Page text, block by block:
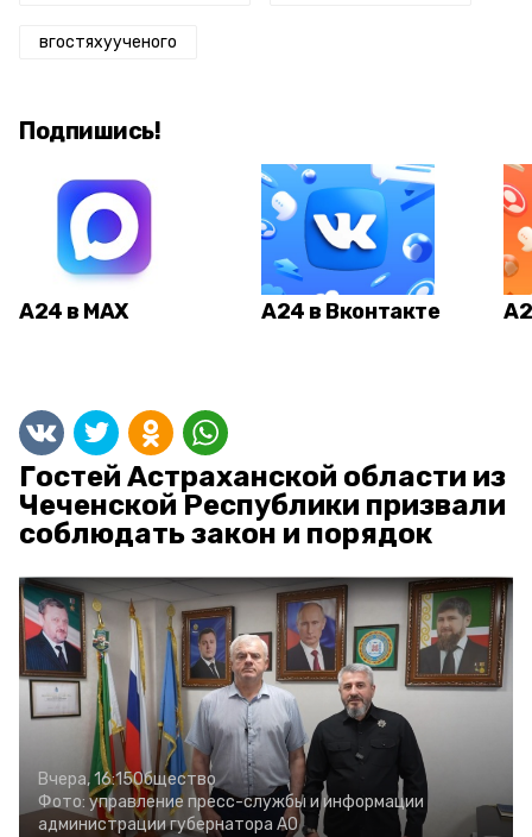
вгостяхуученого
Подпишись!
А24 в MAX А24 в Вконтакте
Гостей Астраханской области из
Чеченской Республики призвали
соблюдать закон и порядок
Вчера, 16:15Общество
Фото: управление пресс-службы и информации
администрации губернатора АО